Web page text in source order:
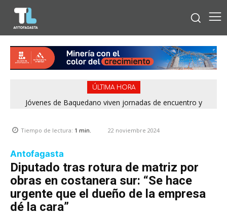
ÚLTIMA HORA
Jóvenes de Baquedano viven jornadas de encuentro y
Tiempo de lectura: 1 min. 22 noviembre 2024
Antofagasta
Diputado tras rotura de matriz por
obras en costanera sur: “Se hace
urgente que el dueño de la empresa
dé la cara”